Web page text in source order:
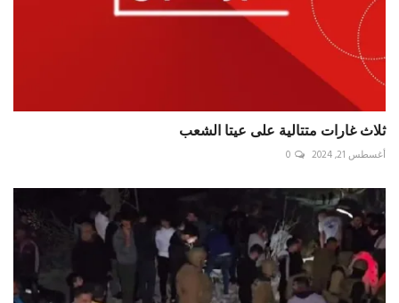
ثلاث غارات متتالية على عيتا الشعب
أغسطس 21, 2024 0